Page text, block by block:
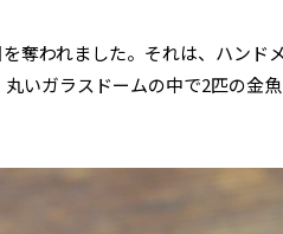
奪われました。それは、ハンド
いガラスドームの中で2匹の金